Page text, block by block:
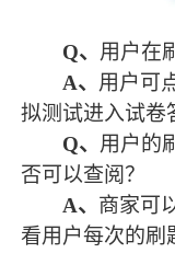
Q、 用户在
A、 用户可
拟测试进入试卷
Q、 用户的
否可以查阅？
A、 商家可
看用户每次的刷